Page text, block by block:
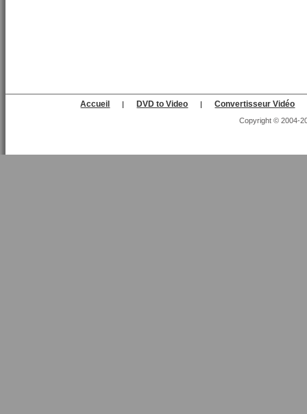
Accueil | DVD to Video | Convertisseur Vidéo
Copyright © 2004-